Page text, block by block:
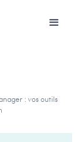
: vos outils